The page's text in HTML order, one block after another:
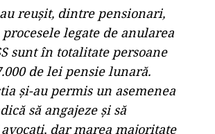
reușit, dintre pensionari,
procesele legate de anularea
sunt în totalitate persoane
de lei pensie lunară.
și-au permis un asemenea
să angajeze și să
avocați, dar marea majoritate